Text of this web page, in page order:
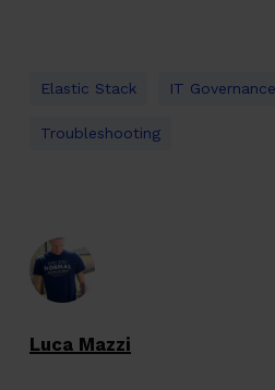
Elastic Stack IT Governance
Troubleshooting
Luca Mazzi